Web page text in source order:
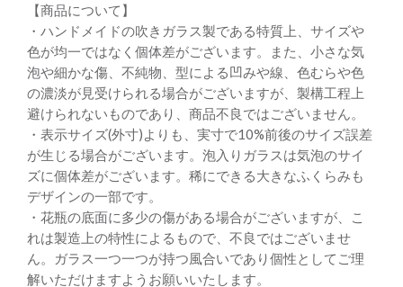
【商品について】
・ハンドメイドの吹きガラス製である特質上、サイズや
色が均一ではなく個体差がございます。また、小さな気
泡や細かな傷、不純物、型による凹みや線、色むらや色
の濃淡が見受けられる場合がございますが、製構工程上
避けられないものであり、商品不良ではございません。
・表示サイズ(外寸)よりも、実寸で10%前後のサイズ誤差
が生じる場合がございます。泡入りガラスは気泡のサイ
ズに個体差がございます。稀にできる大きなふくらみも
デザインの一部です。
・花瓶の底面に多少の傷がある場合がございますが、こ
れは製造上の特性によるもので、不良ではございませ
ん。ガラス一つ一つが持つ風合いであり個性としてご理
解いただけますようお願いいたします。